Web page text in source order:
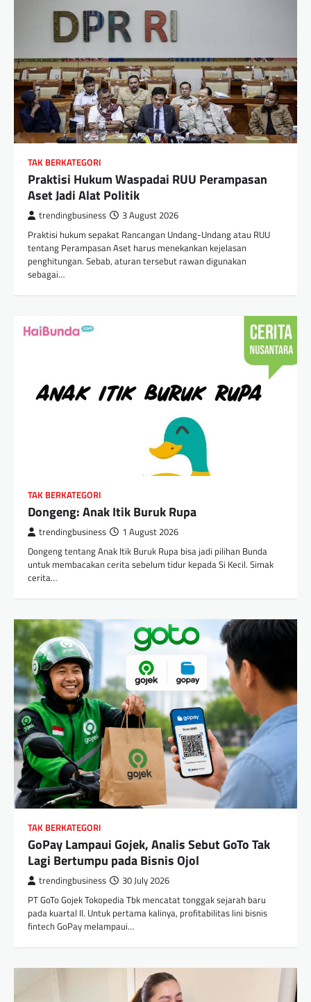
TAK BERKATEGORI
Praktisi Hukum Waspadai RUU Perampasan
Aset Jadi Alat Politik
trendingbusiness 3 August 2026
Praktisi hukum sepakat Rancangan Undang-Undang atau RUU
tentang Perampasan Aset harus menekankan kejelasan
penghitungan. Sebab, aturan tersebut rawan digunakan
sebagai…
TAK BERKATEGORI
Dongeng: Anak Itik Buruk Rupa
trendingbusiness 1 August 2026
Dongeng tentang Anak Itik Buruk Rupa bisa jadi pilihan Bunda
untuk membacakan cerita sebelum tidur kepada Si Kecil. Simak
cerita…
TAK BERKATEGORI
GoPay Lampaui Gojek, Analis Sebut GoTo Tak
Lagi Bertumpu pada Bisnis Ojol
trendingbusiness 30 July 2026
PT GoTo Gojek Tokopedia Tbk mencatat tonggak sejarah baru
pada kuartal II. Untuk pertama kalinya, profitabilitas lini bisnis
fintech GoPay melampaui…